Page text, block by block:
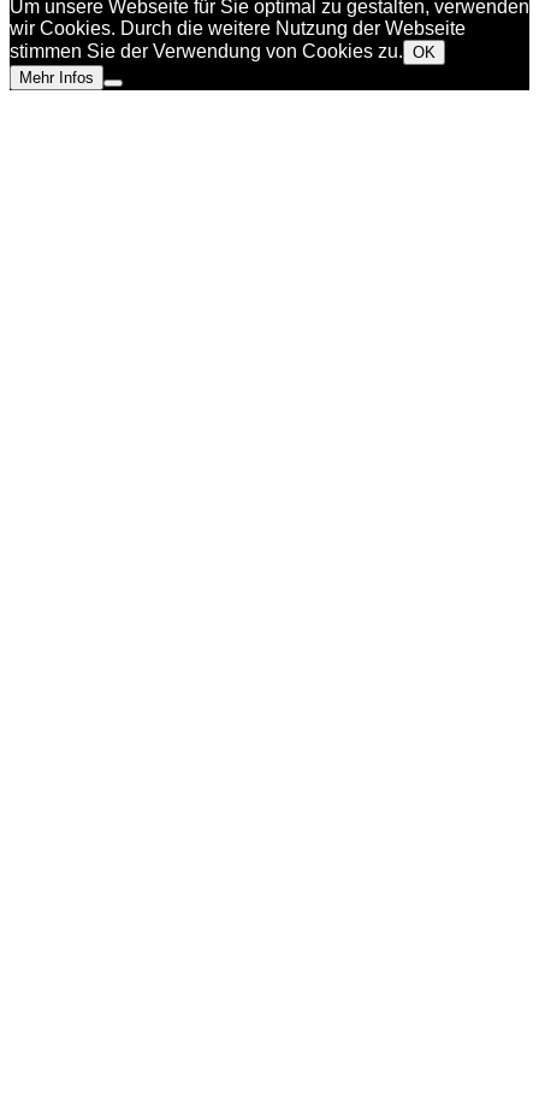
Um unsere Webseite für Sie optimal zu gestalten, verwenden
wir Cookies. Durch die weitere Nutzung der Webseite
stimmen Sie der Verwendung von Cookies zu. OK
Mehr Infos